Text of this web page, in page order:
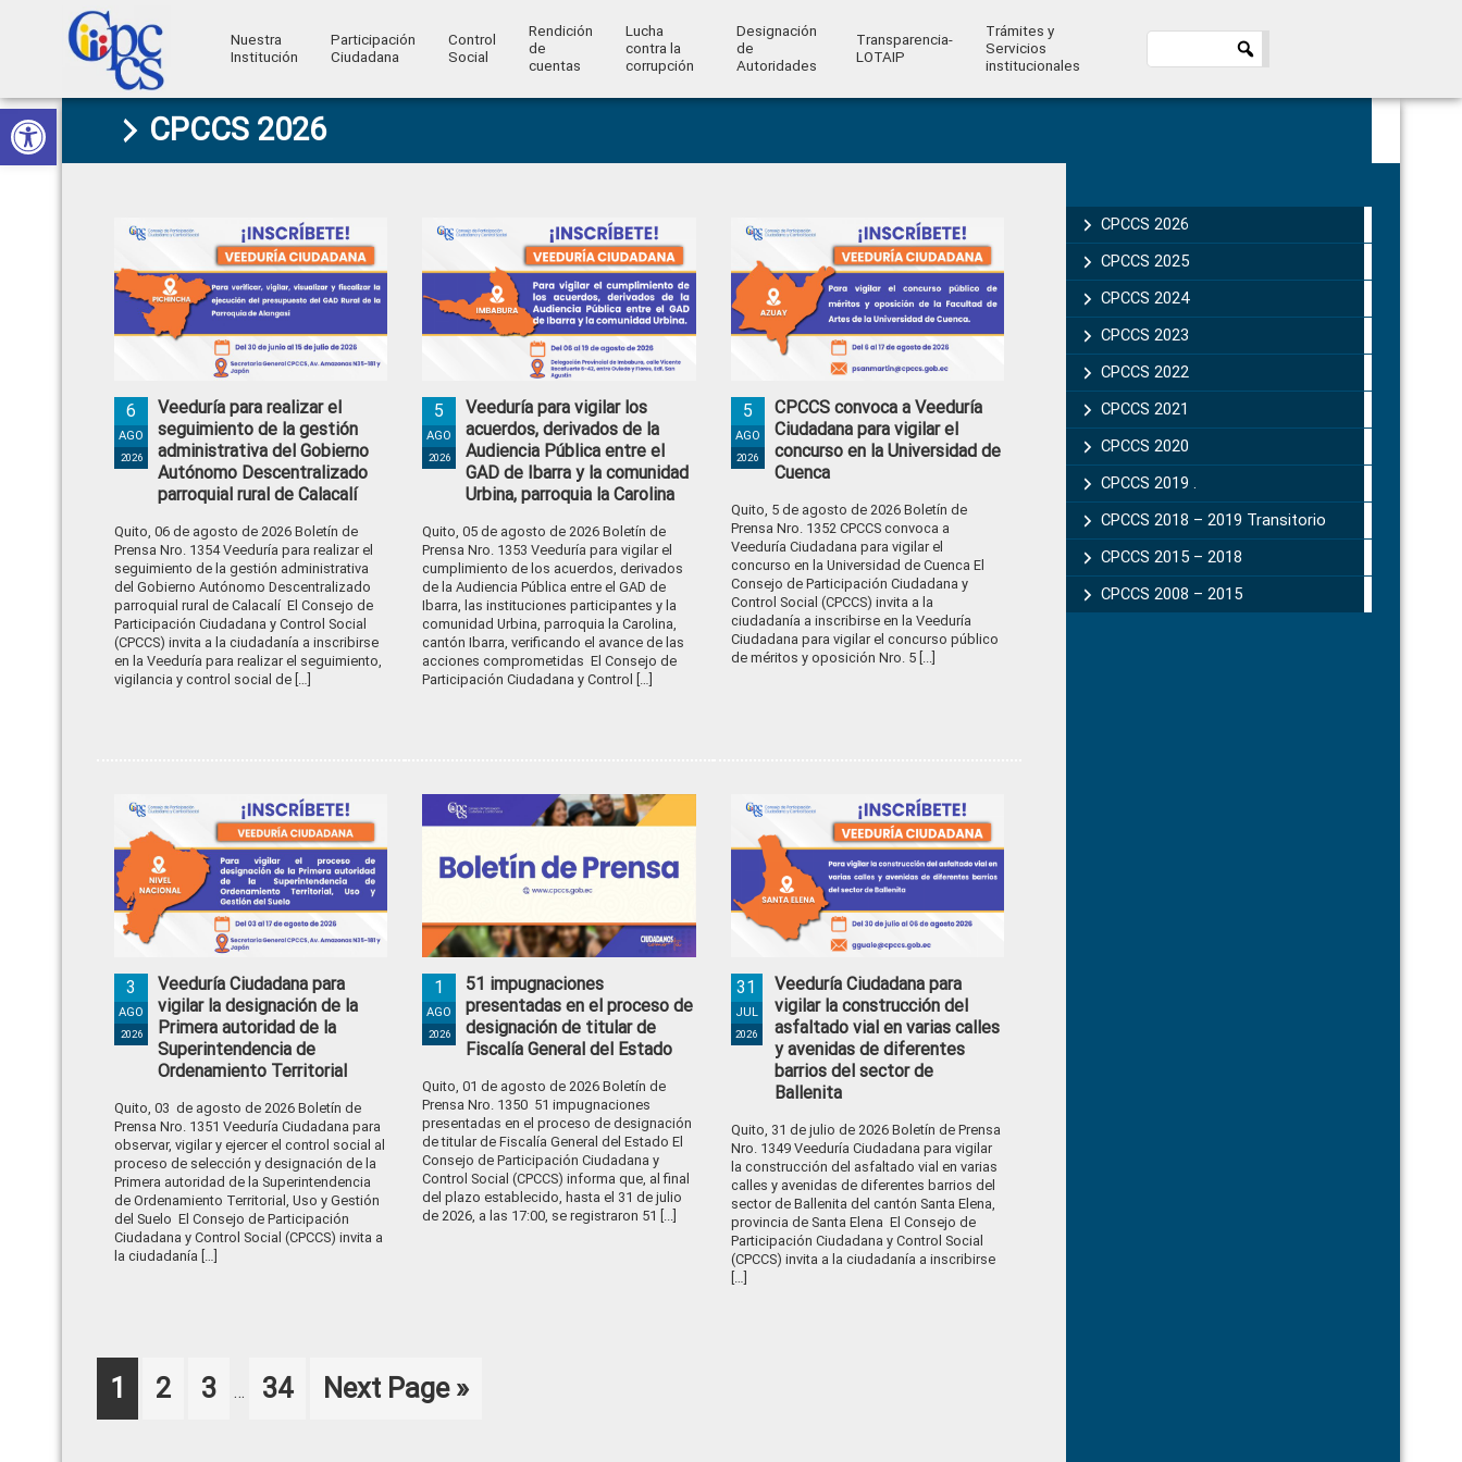
Abrir barra de herramientas
Skip
to
primary
Skip
to
main
Skip
to
primary
Skip
to
footer
Consejo
Ciudadana
Control
Social
Construyendo
Ciudadano
Nuestra
Institución
Participación
Ciudadana
Control
Social
Rendición
de
cuentas
Lucha
contra la
corrupción
Designación
de
Autoridades
Transparencia-
LOTAIP
Trámites y
Servicios
institucionales
CPCCS 2026
Veeduría para realizar el
seguimiento de la gestión
administrativa del Gobierno
Autónomo Descentralizado
parroquial rural de Calacalí
6
AGO
2026
Quito, 06 de agosto de 2026 Boletín de
Prensa Nro. 1354 Veeduría para realizar el
seguimiento de la gestión administrativa
del Gobierno Autónomo Descentralizado
parroquial rural de Calacalí El Consejo de
Participación Ciudadana y Control Social
(CPCCS) invita a la ciudadanía a inscribirse
en la Veeduría para realizar el seguimiento,
vigilancia y control social de […]
Veeduría para vigilar los
acuerdos, derivados de la
Audiencia Pública entre el
GAD de Ibarra y la comunidad
Urbina, parroquia la Carolina
5
AGO
2026
Quito, 05 de agosto de 2026 Boletín de
Prensa Nro. 1353 Veeduría para vigilar el
cumplimiento de los acuerdos, derivados
de la Audiencia Pública entre el GAD de
Ibarra, las instituciones participantes y la
comunidad Urbina, parroquia la Carolina,
cantón Ibarra, verificando el avance de las
acciones comprometidas El Consejo de
Participación Ciudadana y Control […]
CPCCS convoca a Veeduría
Ciudadana para vigilar el
concurso en la Universidad de
Cuenca
5
AGO
2026
Quito, 5 de agosto de 2026 Boletín de
Prensa Nro. 1352 CPCCS convoca a
Veeduría Ciudadana para vigilar el
concurso en la Universidad de Cuenca El
Consejo de Participación Ciudadana y
Control Social (CPCCS) invita a la
ciudadanía a inscribirse en la Veeduría
Ciudadana para vigilar el concurso público
de méritos y oposición Nro. 5 [...]
Veeduría Ciudadana para
vigilar la designación de la
Primera autoridad de la
Superintendencia de
Ordenamiento Territorial
3
AGO
2026
Quito, 03 de agosto de 2026 Boletín de
Prensa Nro. 1351 Veeduría Ciudadana para
observar, vigilar y ejercer el control social al
proceso de selección y designación de la
Primera autoridad de la Superintendencia
de Ordenamiento Territorial, Uso y Gestión
del Suelo El Consejo de Participación
Ciudadana y Control Social (CPCCS) invita a
la ciudadanía […]
51 impugnaciones
presentadas en el proceso de
designación de titular de
Fiscalía General del Estado
1
AGO
2026
Quito, 01 de agosto de 2026 Boletín de
Prensa Nro. 1350 51 impugnaciones
presentadas en el proceso de designación
de titular de Fiscalía General del Estado El
Consejo de Participación Ciudadana y
Control Social (CPCCS) informa que, al final
del plazo establecido, hasta el 31 de julio
de 2026, a las 17:00, se registraron 51 [...]
Veeduría Ciudadana para
vigilar la construcción del
asfaltado vial en varias calles
y avenidas de diferentes
barrios del sector de
Ballenita
31
JUL
2026
Quito, 31 de julio de 2026 Boletín de Prensa
Nro. 1349 Veeduría Ciudadana para vigilar
la construcción del asfaltado vial en varias
calles y avenidas de diferentes barrios del
sector de Ballenita del cantón Santa Elena,
provincia de Santa Elena El Consejo de
Participación Ciudadana y Control Social
(CPCCS) invita a la ciudadanía a inscribirse
[…]
Page
1 Page
2 Page
3
pages
… Page
34
Go
Next Page »
Sidebar
CPCCS 2026
CPCCS 2025
CPCCS 2024
CPCCS 2023
CPCCS 2022
CPCCS 2021
CPCCS 2020
CPCCS 2019 .
CPCCS 2018 – 2019 Transitorio
CPCCS 2015 – 2018
CPCCS 2008 – 2015